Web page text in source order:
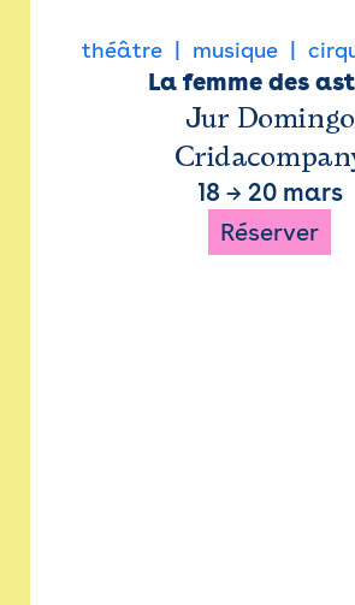
théâtre musique
La femme des
Jur Domingo
18 → 20 mars
Réserver